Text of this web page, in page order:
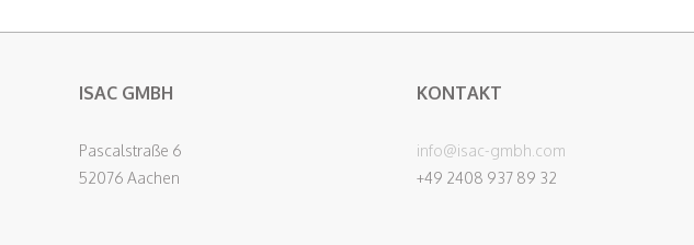
ISAC GMBH
Pascalstraße 6
52076 Aachen
KONTAKT
info@isac-gmbh.com
+49 2408 937 89 32